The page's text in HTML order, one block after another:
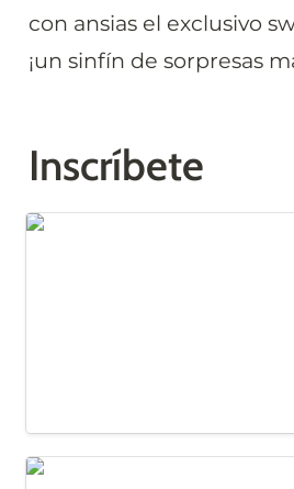
con ansias el exclusivo
¡un sinfín de sorpresas
Inscríbete
Bogotá
Medellín